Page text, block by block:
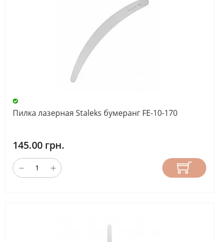
СТРАНА
ПРОИЗВОДИТЕЛЬ
СБРОС
Пилка лазерная Staleks бумеранг FE-10-170
145.00 грн.